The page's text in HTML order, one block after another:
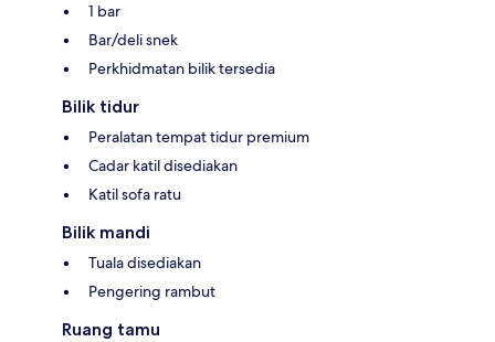
1 bar
Bar/deli snek
Perkhidmatan bilik tersedia
Bilik tidur
Peralatan tempat tidur premium
Cadar katil disediakan
Katil sofa ratu
Bilik mandi
Tuala disediakan
Pengering rambut
Ruang tamu